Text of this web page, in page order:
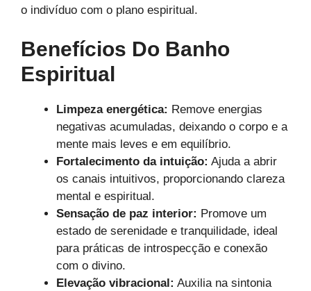
o indivíduo com o plano espiritual.
Benefícios Do Banho
Espiritual
Limpeza energética: Remove energias
negativas acumuladas, deixando o corpo e a
mente mais leves e em equilíbrio.
Fortalecimento da intuição: Ajuda a abrir
os canais intuitivos, proporcionando clareza
mental e espiritual.
Sensação de paz interior: Promove um
estado de serenidade e tranquilidade, ideal
para práticas de introspecção e conexão
com o divino.
Elevação vibracional: Auxilia na sintonia